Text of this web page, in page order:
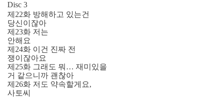
Disc 3
제22화 방해하고 있는건
당신이잖아
제23화 저는
안해요
제24화 이건 진짜 전
쟁이잖아요
제25화 그래도 뭐… 재미있을
거 같으니까 괜찮아
제26화 저도 약속할게요,
사토씨